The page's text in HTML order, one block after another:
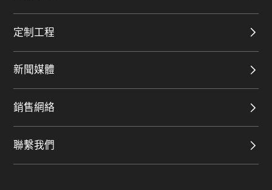
定制工程
新聞媒體
銷售網絡
聯繫我們